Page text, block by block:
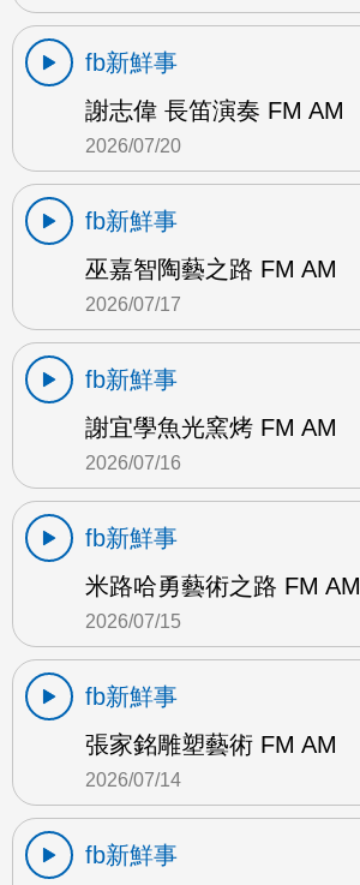
fb新鮮事
謝志偉 長笛演奏 FM AM
2026/07/20
fb新鮮事
巫嘉智陶藝之路 FM AM
2026/07/17
fb新鮮事
謝宜學魚光窯烤 FM AM
2026/07/16
fb新鮮事
米路哈勇藝術之路 FM AM
2026/07/15
fb新鮮事
張家銘雕塑藝術 FM AM
2026/07/14
fb新鮮事